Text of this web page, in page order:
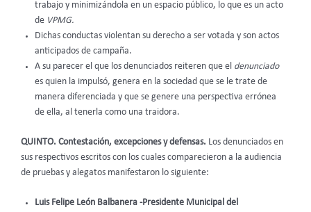
trabajo y minimizándola en un espacio público, lo que es un acto
de VPMG.
Dichas conductas violentan su derecho a ser votada y son actos
anticipados de campaña.
A su parecer el que los denunciados reiteren que el denunciado
es quien la impulsó, genera en la sociedad que se le trate de
manera diferenciada y que se genere una perspectiva errónea
de ella, al tenerla como una traidora.
QUINTO. Contestación, excepciones y defensas.
Los denunciados en
sus respectivos escritos con los cuales comparecieron a la audiencia
de pruebas y alegatos manifestaron lo siguiente:
Luis Felipe León Balbanera -Presidente Municipal del